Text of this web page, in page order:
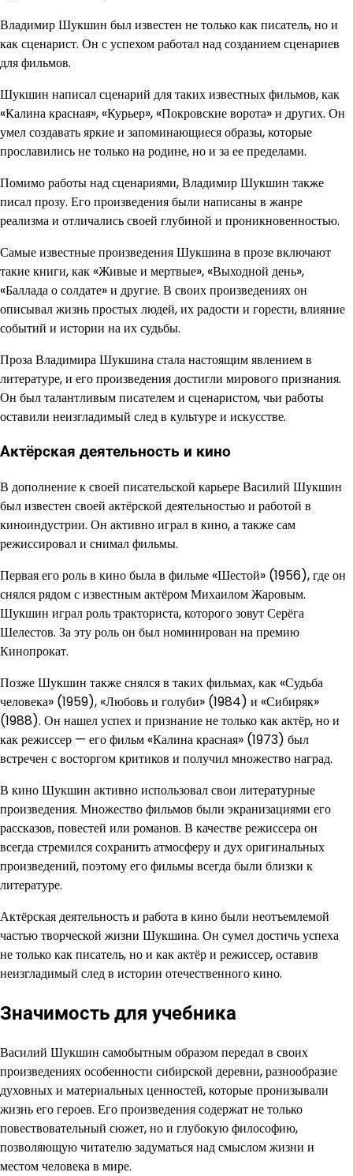
Владимир Шукшин был известен не только как писатель, но и
как сценарист. Он с успехом работал над созданием сценариев
для фильмов.
Шукшин написал сценарий для таких известных фильмов, как
«Калина красная», «Курьер», «Покровские ворота» и других. Он
умел создавать яркие и запоминающиеся образы, которые
прославились не только на родине, но и за ее пределами.
Помимо работы над сценариями, Владимир Шукшин также
писал прозу. Его произведения были написаны в жанре
реализма и отличались своей глубиной и проникновенностью.
Самые известные произведения Шукшина в прозе включают
такие книги, как «Живые и мертвые», «Выходной день»,
«Баллада о солдате» и другие. В своих произведениях он
описывал жизнь простых людей, их радости и горести, влияние
событий и истории на их судьбы.
Проза Владимира Шукшина стала настоящим явлением в
литературе, и его произведения достигли мирового признания.
Он был талантливым писателем и сценаристом, чьи работы
оставили неизгладимый след в культуре и искусстве.
Актёрская деятельность и кино
В дополнение к своей писательской карьере Василий Шукшин
был известен своей актёрской деятельностью и работой в
киноиндустрии. Он активно играл в кино, а также сам
режиссировал и снимал фильмы.
Первая его роль в кино была в фильме «Шестой» (1956), где он
снялся рядом с известным актёром Михаилом Жаровым.
Шукшин играл роль тракториста, которого зовут Серёга
Шелестов. За эту роль он был номинирован на премию
Кинопрокат.
Позже Шукшин также снялся в таких фильмах, как «Судьба
человека» (1959), «Любовь и голуби» (1984) и «Сибиряк»
(1988). Он нашел успех и признание не только как актёр, но и
как режиссер — его фильм «Калина красная» (1973) был
встречен с восторгом критиков и получил множество наград.
В кино Шукшин активно использовал свои литературные
произведения. Множество фильмов были экранизациями его
рассказов, повестей или романов. В качестве режиссера он
всегда стремился сохранить атмосферу и дух оригинальных
произведений, поэтому его фильмы всегда были близки к
литературе.
Актёрская деятельность и работа в кино были неотъемлемой
частью творческой жизни Шукшина. Он сумел достичь успеха
не только как писатель, но и как актёр и режиссер, оставив
неизгладимый след в истории отечественного кино.
Значимость для учебника
Василий Шукшин самобытным образом передал в своих
произведениях особенности сибирской деревни, разнообразие
духовных и материальных ценностей, которые пронизывали
жизнь его героев. Его произведения содержат не только
повествовательный сюжет, но и глубокую философию,
позволяющую читателю задуматься над смыслом жизни и
местом человека в мире.